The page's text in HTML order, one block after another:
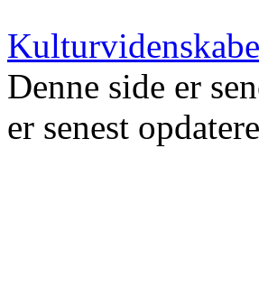
Denne side er
er senest